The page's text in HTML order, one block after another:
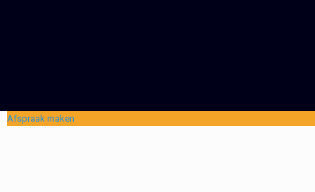
Afspraak maken